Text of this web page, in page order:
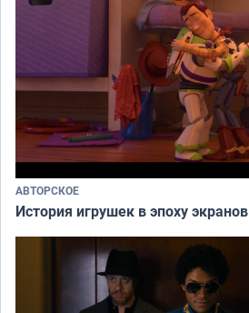
АВТОРСКОЕ
История игрушек в эпоху экранов